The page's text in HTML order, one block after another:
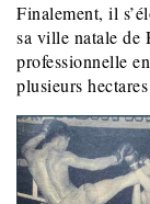
Finalement, il
sa ville natale de
professionnelle
plusieurs